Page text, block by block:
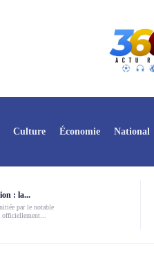
Culture Économie National
: la...
par le notable